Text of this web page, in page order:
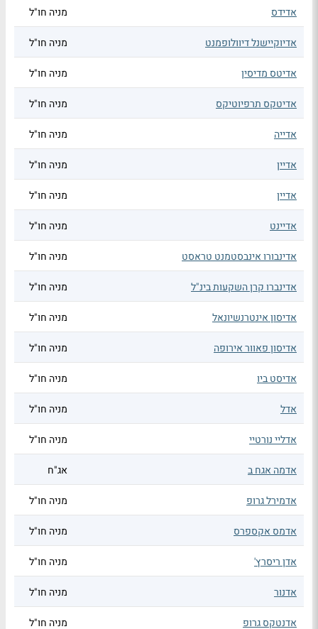
אדידס מניה חו"ל
אדיוקיישנל דיוולופמנט מניה חו"ל
אדיטס מדיסין מניה חו"ל
אדיטקס תרפיוטיקס מניה חו"ל
אדייה מניה חו"ל
אדיין מניה חו"ל
אדיין מניה חו"ל
אדיינט מניה חו"ל
אדינבורו אינבסטמנט טראסט מניה חו"ל
אדינברו קרן השקעות בינ"ל מניה חו"ל
אדיסון אינטרנשיונאל מניה חו"ל
אדיסון פאוור אירופה מניה חו"ל
אדיסט ביו מניה חו"ל
אדל מניה חו"ל
אדליי נורטיי מניה חו"ל
אדמה אגח ב אג"ח
אדמירל גרופ מניה חו"ל
אדמס אקספרס מניה חו"ל
אדן ריסרץ' מניה חו"ל
אדנור מניה חו"ל
אדנטקס גרופ מניה חו"ל